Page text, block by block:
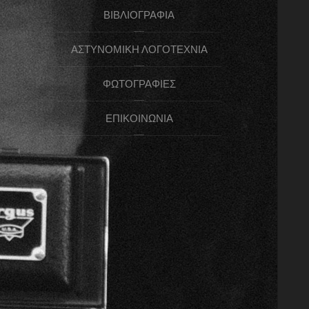
ΒΙΒΛΙΟΓΡΑΦΊΑ
ΑΣΤΥΝΟΜΙΚΉ ΛΟΓΟΤΕΧΝΊΑ
ΦΩΤΟΓΡΑΦΊΕΣ
ΕΠΙΚΟΙΝΩΝΊΑ